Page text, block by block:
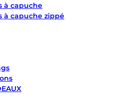
à capuche
à capuche zippé